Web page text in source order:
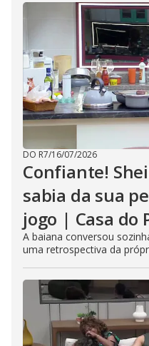
DO R7/16/07/2026
Confiante!
sabia da sua
jogo | Casa do
A baiana conversou
uma retrospectiva da